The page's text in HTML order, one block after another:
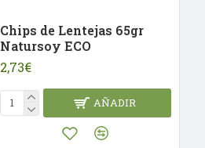
Chips de Lentejas 65gr
Natursoy ECO
2,73€
AÑADIR